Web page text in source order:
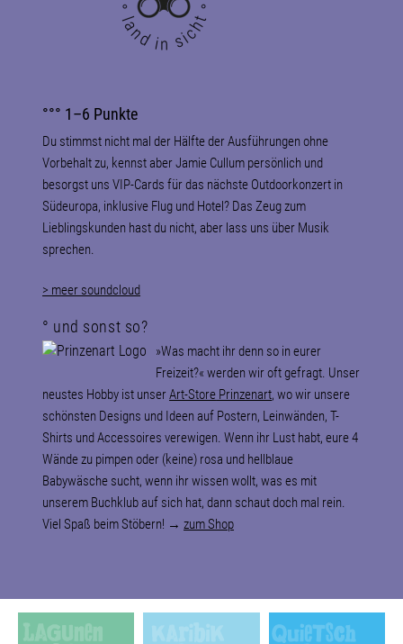
°°° 1–6 Punkte
Du stimmst nicht mal der Hälfte der Ausführungen ohne
Vorbehalt zu, kennst aber Jamie Cullum persönlich und
besorgst uns VIP-Cards für das nächste Outdoorkonzert in
Südeuropa, inklusive Flug und Hotel? Das Zeug zum
Lieblingskunden hast du nicht, aber lass uns über Musik
sprechen.
> meer soundcloud
° und sonst so?
»Was macht ihr denn so in eurer
Freizeit?« werden wir oft gefragt. Unser
neustes Hobby ist unserArt-Store Prinzenart, wo wir unsere
schönsten Designs und Ideen auf Postern, Leinwänden, T-
Shirts und Accessoires verewigen. Wenn ihr Lust habt, eure 4
Wände zu pimpen oder (keine) rosa und hellblaue
Babywäsche sucht, wenn ihr wissen wollt, was es mit
unserem Buchklub auf sich hat, dann schaut doch mal rein.
Viel Spaß beim Stöbern! →zum Shop